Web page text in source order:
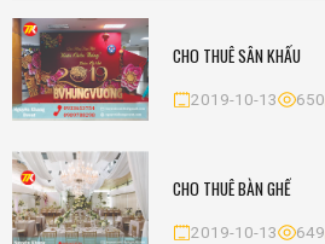
CHO THUÊ SÂN KHẤU
2019-10-13 650
CHO THUÊ BÀN GHẾ
2019-10-13 649